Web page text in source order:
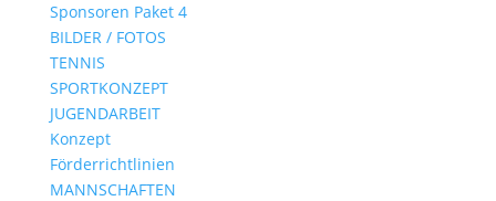
Sponsoren Paket 4
BILDER / FOTOS
TENNIS
SPORTKONZEPT
JUGENDARBEIT
Konzept
Förderrichtlinien
MANNSCHAFTEN